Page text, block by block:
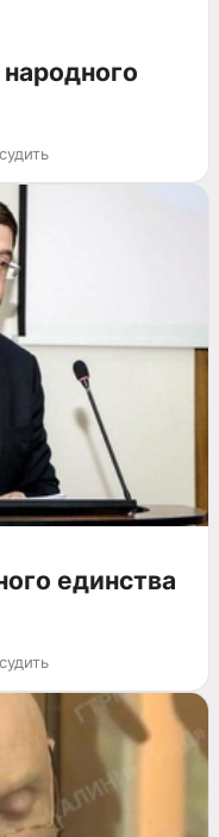
единства